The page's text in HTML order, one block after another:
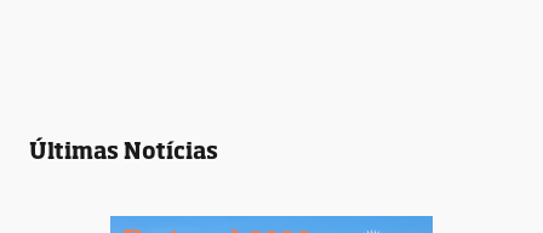
Últimas Notícias